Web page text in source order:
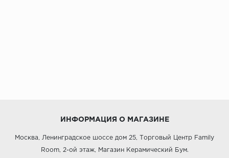
ИНФОРМАЦИЯ О МАГАЗИНЕ
Москва, Ленинградское шоссе дом 25, Торговый Центр Family
Room, 2-ой этаж, Магазин Керамический Бум.